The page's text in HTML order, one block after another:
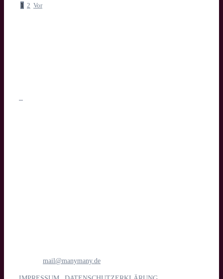
1 2 Vor
mail@manymany.de